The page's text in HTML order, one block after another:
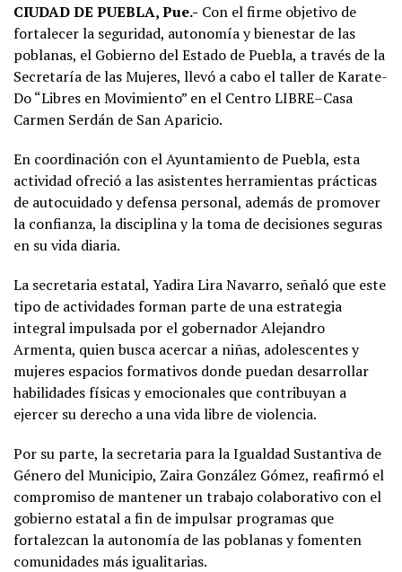
CIUDAD DE PUEBLA, Pue.- Con el firme objetivo de
fortalecer la seguridad, autonomía y bienestar de las
poblanas, el Gobierno del Estado de Puebla, a través de la
Secretaría de las Mujeres, llevó a cabo el taller de Karate-
Do “Libres en Movimiento” en el Centro LIBRE–Casa
Carmen Serdán de San Aparicio.
En coordinación con el Ayuntamiento de Puebla, esta
actividad ofreció a las asistentes herramientas prácticas
de autocuidado y defensa personal, además de promover
la confianza, la disciplina y la toma de decisiones seguras
en su vida diaria.
La secretaria estatal, Yadira Lira Navarro, señaló que este
tipo de actividades forman parte de una estrategia
integral impulsada por el gobernador Alejandro
Armenta, quien busca acercar a niñas, adolescentes y
mujeres espacios formativos donde puedan desarrollar
habilidades físicas y emocionales que contribuyan a
ejercer su derecho a una vida libre de violencia.
Por su parte, la secretaria para la Igualdad Sustantiva de
Género del Municipio, Zaira González Gómez, reafirmó el
compromiso de mantener un trabajo colaborativo con el
gobierno estatal a fin de impulsar programas que
fortalezcan la autonomía de las poblanas y fomenten
comunidades más igualitarias.